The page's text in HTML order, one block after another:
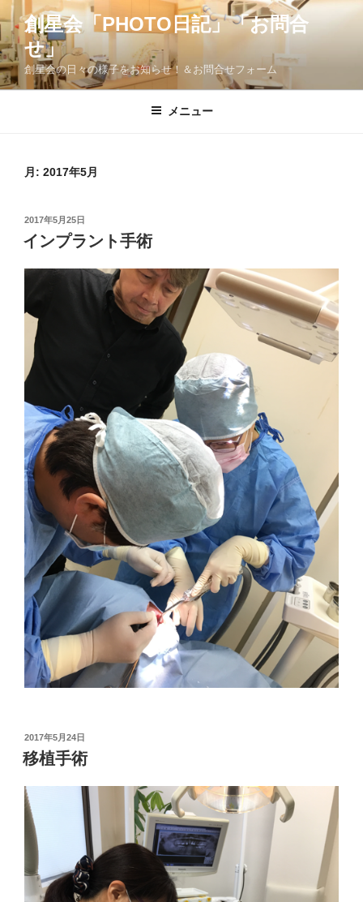
ン
テ
ン
ツ
創星会「PHOTO日記」「お問合
せ」
創星会の日々の様子をお知らせ！＆お問合せフォーム
メニュー
月: 2017年5月
投
日:
2017年5月25日
インプラント手術
投
稿
日:
2017年5月24日
移植手術